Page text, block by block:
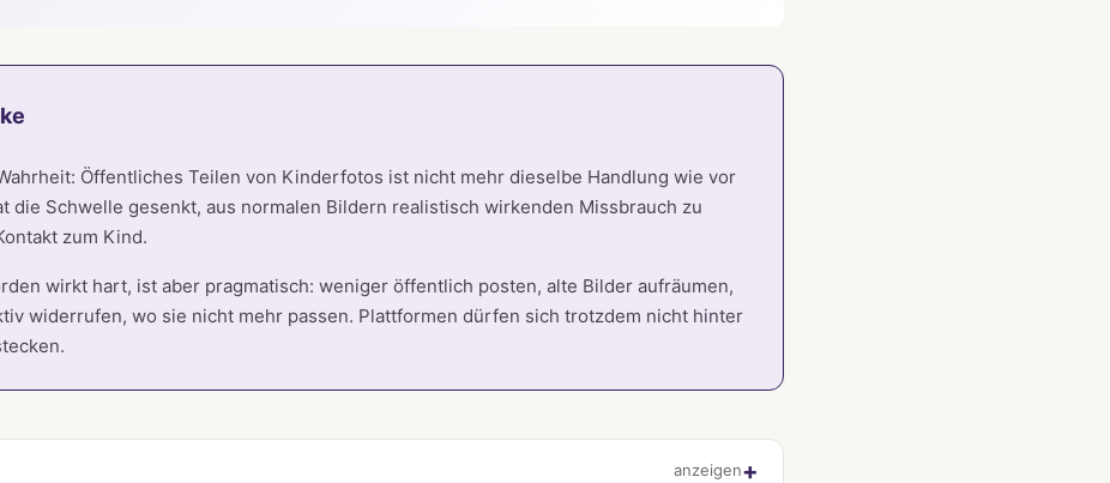
Öffentliches Teilen von Kinderfotos ist nicht mehr dieselbe Handlung wie vor
die Schwelle gesenkt, aus normalen Bildern realistisch wirkenden Missbrauch zu
zum Kind.
wirkt hart, ist aber pragmatisch: weniger öffentlich posten, alte Bilder aufräumen,
widerrufen, wo sie nicht mehr passen. Plattformen dürfen sich trotzdem nicht hinter
anzeigen